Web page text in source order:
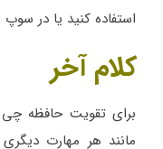
استفاده کنید یا در سوپ
کلام آخر
برای تقویت حافظه
مانند هر مهارت